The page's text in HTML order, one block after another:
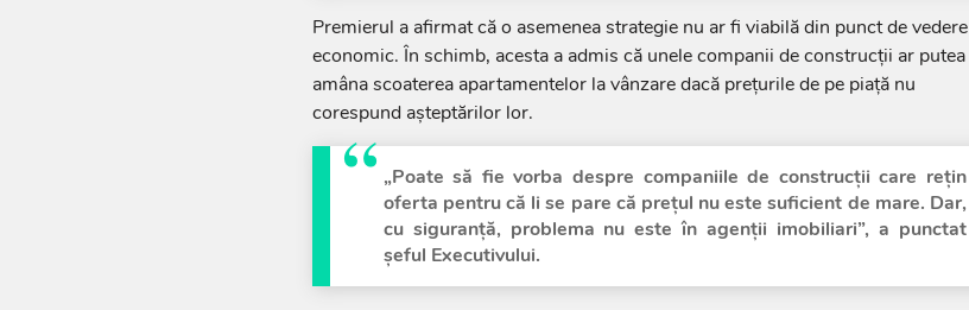
Premierul a afirmat că o asemenea strategie nu ar fi viabilă din punct de vedere
economic. În schimb, acesta a admis că unele companii de construcții ar putea
amâna scoaterea apartamentelor la vânzare dacă prețurile de pe piață nu
corespund așteptărilor lor.
„Poate să fie vorba despre companiile de construcții care rețin
oferta pentru că li se pare că prețul nu este suficient de mare. Dar,
cu siguranță, problema nu este în agenții imobiliari”, a punctat
șeful Executivului.